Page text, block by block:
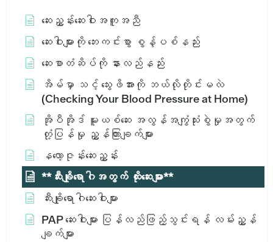
ဆေးညွှန်းဆေးဝါးအကူအညီ
ဆေးဝါးများကို ဘေးကင်းစွာ စွန့်ပစ်နည်း
ဆေးစာတံဆိပ်ကို နားလည်နည်း
အိမ်မှာ သင့် သွေးဖိအားကို ဘယ်လိုတိုင်းမလဲ
(Checking Your Blood Pressure at Home)
အိုပီအိုဒ် မူးယစ်ဆေး အလွန်အကျွံသုံးစွဲမှုအတွက်
တုံ့ပြန်မှု ညွှန်ကြားချက်များ
နလော့ဇုန်းဆေးညွှန်း
**ဆီးချိုရောဂါအတွက် ထိုးဆေးများ**
ဆီးချိုရောဂါဆေးဝါးများ
PAP ဆေးဝါးများ ပြန်လည်ဖြည့်သွင်းရန် လမ်းညွှန်
ချက်များ